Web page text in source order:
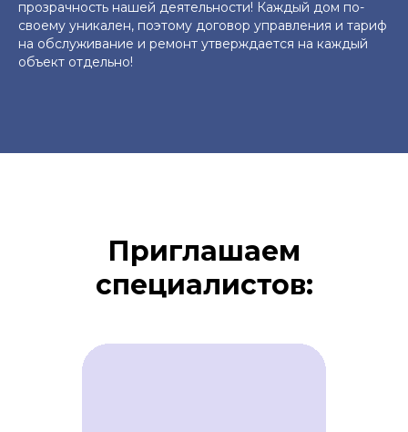
прозрачность нашей деятельности! Каждый дом по-
своему уникален, поэтому договор управления и тариф
на обслуживание и ремонт утверждается на каждый
объект отдельно!
Приглашаем
специалистов: